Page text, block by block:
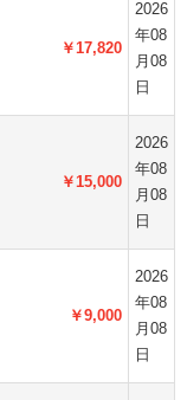
￥17,820
2026
年08
月08
日
￥15,000
2026
年08
月08
日
￥9,000
2026
年08
月08
日